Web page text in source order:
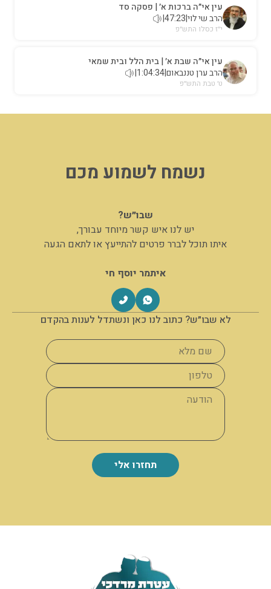
עין אי״ה ברכות א׳ | פסקה סד
הרב שי לוי|
47:23
|
י״ז כסלו התש״פ
עין אי״ה שבת א׳ | בית הלל ובית שמאי
הרב ערן טננבאום|
1:04:34
|
ט׳ טבת התש״פ
נשמח לשמוע מכם
שבו״ש?
יש לנו איש קשר מיוחד עבורך,
איתו תוכל לברר פרטים להתייעץ או לתאם הגעה
איתמר יוסף חי
לא שבו״ש? כתוב לנו כאן ונשתדל לענות בהקדם
תחזרו אלי